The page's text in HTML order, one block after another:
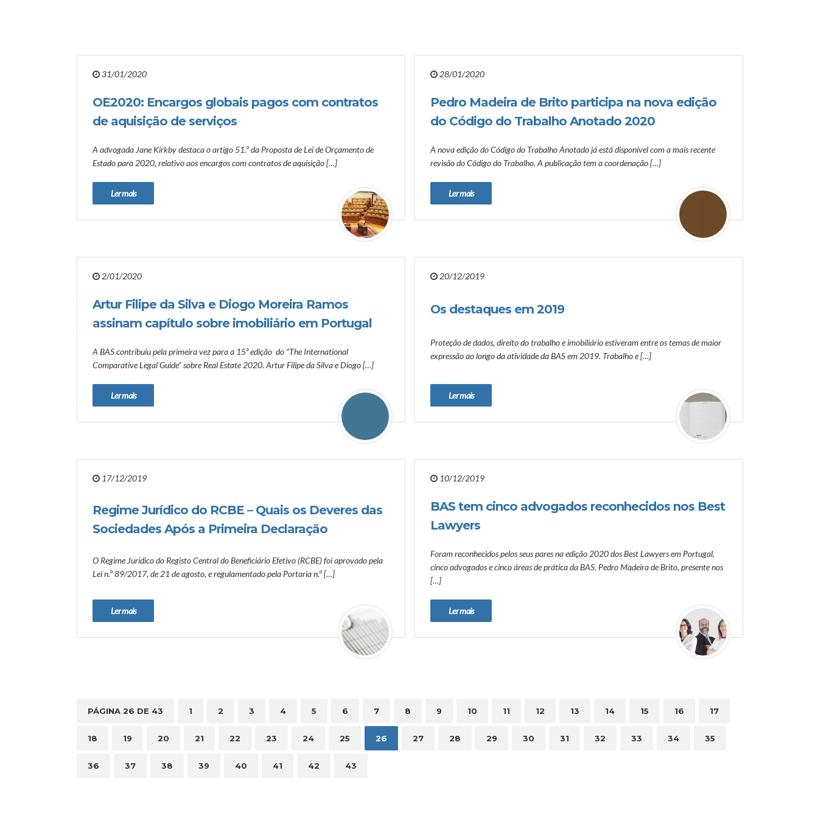
31/01/2020
OE2020: Encargos globais pagos com contratos
de aquisição de serviços
A advogada Jane Kirkby destaca o artigo 51.º da Proposta de Lei de Orçamento de
Estado para 2020, relativo aos encargos com contratos de aquisição […]
Ler mais
28/01/2020
Pedro Madeira de Brito participa na nova edição
do Código do Trabalho Anotado 2020
A nova edição do Código do Trabalho Anotado já está disponível com a mais recente
revisão do Código do Trabalho. A publicação tem a coordenação […]
Ler mais
2/01/2020
Artur Filipe da Silva e Diogo Moreira Ramos
assinam capítulo sobre imobiliário em Portugal
A BAS contribuiu pela primeira vez para a 15ª edição do “The International
Comparative Legal Guide” sobre Real Estate 2020. Artur Filipe da Silva e Diogo […]
Ler mais
20/12/2019
Os destaques em 2019
Proteção de dados, direito do trabalho e imobiliário estiveram entre os temas de maior
expressão ao longo da atividade da BAS em 2019. Trabalho e […]
Ler mais
17/12/2019
Regime Jurídico do RCBE – Quais os Deveres das
Sociedades Após a Primeira Declaração
O Regime Jurídico do Registo Central do Beneficiário Efetivo (RCBE) foi aprovado pela
Lei n.º 89/2017, de 21 de agosto, e regulamentado pela Portaria n.º […]
Ler mais
10/12/2019
BAS tem cinco advogados reconhecidos nos Best
Lawyers
Foram reconhecidos pelos seus pares na edição 2020 dos Best Lawyers em Portugal,
cinco advogados e cinco áreas de prática da BAS. Pedro Madeira de Brito, presente nos
[…]
Ler mais
PÁGINA 26 DE 43 1 2 3 4 5 6 7 8 9 10 11 12 13 14 15 16 17
18 19 20 21 22 23 24 25 26 27 28 29 30 31 32 33 34 35
36 37 38 39 40 41 42 43